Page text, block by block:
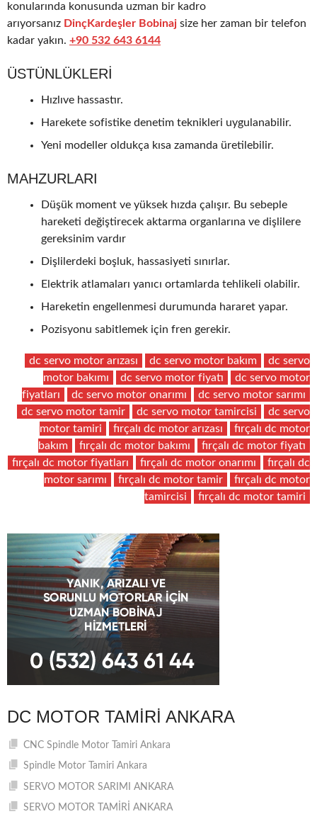
konularında konusunda uzman bir kadro
arıyorsanız DinçKardeşler Bobinaj size her zaman bir telefon
kadar yakın. +90 532 643 6144
ÜSTÜNLÜKLERI
Hızlıve hassastır.
Harekete sofistike denetim teknikleri uygulanabilir.
Yeni modeller oldukça kısa zamanda üretilebilir.
MAHZURLARI
Düşük moment ve yüksek hızda çalışır. Bu sebeple
hareketi değiştirecek aktarma organlarına ve dişlilere
gereksinim vardır
Dişlilerdeki boşluk, hassasiyeti sınırlar.
Elektrik atlamaları yanıcı ortamlarda tehlikeli olabilir.
Hareketin engellenmesi durumunda hararet yapar.
Pozisyonu sabitlemek için fren gerekir.
dc servo motor arızası dc servo motor bakım
dc servo
motor bakımı
dc servo motor fiyatı
dc servo motor
fiyatları
dc servo motor onarımı
dc servo motor sarımı
dc servo motor tamir
dc servo motor tamircisi
dc servo
motor tamiri
fırçalı dc motor arızası
fırçalı dc motor
bakım
fırçalı dc motor bakımı
fırçalı dc motor fiyatı
fırçalı dc motor fiyatları
fırçalı dc motor onarımı
fırçalı dc
motor sarımı
fırçalı dc motor tamir
fırçalı dc motor
tamircisi
fırçalı dc motor tamiri
DC MOTOR TAMIRI ANKARA
CNC Spindle Motor Tamiri Ankara
Spindle Motor Tamiri Ankara
SERVO MOTOR SARIMI ANKARA
SERVO MOTOR TAMİRİ ANKARA